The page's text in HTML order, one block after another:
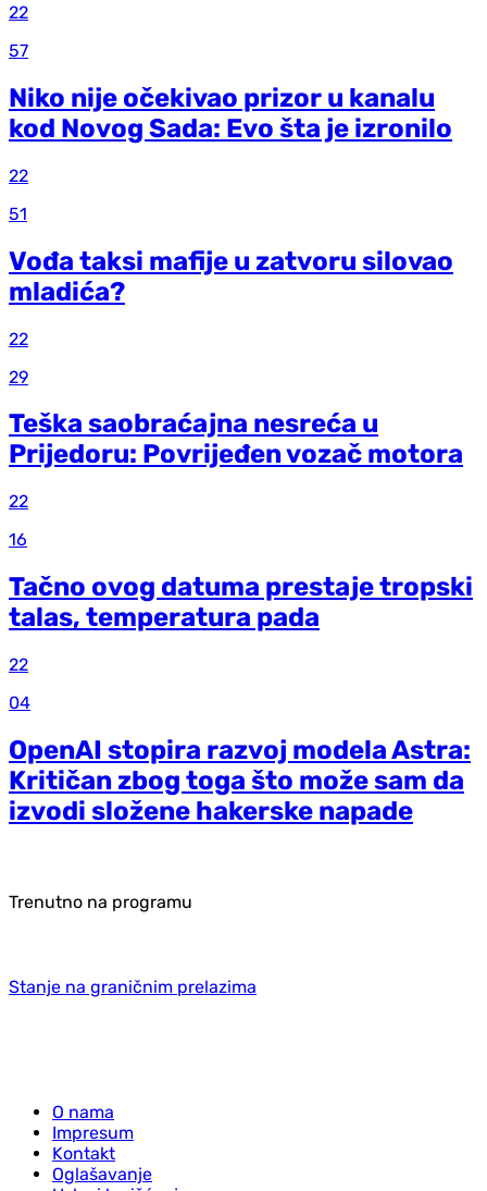
22
57
Niko nije očekivao prizor u kanalu
kod Novog Sada: Evo šta je izronilo
22
51
Vođa taksi mafije u zatvoru silovao
mladića?
22
29
Teška saobraćajna nesreća u
Prijedoru: Povrijeđen vozač motora
22
16
Tačno ovog datuma prestaje tropski
talas, temperatura pada
22
04
OpenAI stopira razvoj modela Astra:
Kritičan zbog toga što može sam da
izvodi složene hakerske napade
Trenutno na programu
Stanje na graničnim prelazima
O nama
Impresum
Kontakt
Oglašavanje